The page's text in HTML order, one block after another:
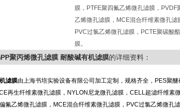
膜，PTFE聚四氟乙烯微孔滤膜，PVDF
乙烯微孔滤膜，MCE混合纤维素微孔滤
PVC过氯乙烯微孔滤膜，PCTE聚碳酸
膜。
聚丙烯微孔滤膜 耐酸碱有机滤膜的详细资料：
滤膜由上海书培实验设备有限公司加工定制，规格齐全，PES聚
再生纤维素微孔滤膜，NYLON尼龙微孔滤膜，CELL超滤纤维素
氟乙烯微孔滤膜，MCE混合纤维素微孔滤膜，PVC过氯乙烯微孔